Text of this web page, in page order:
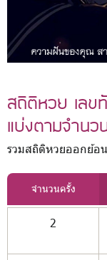
สถิติหวย เล
แบ่งตามจำน
รวมสถิติหวยออกย้อ
จำนวนครั้ง
2